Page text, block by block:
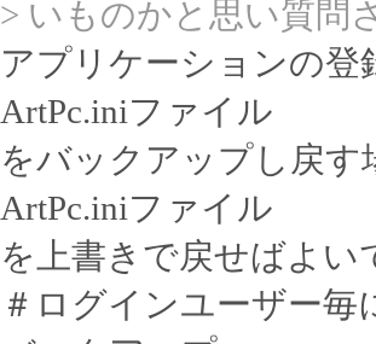
> いものかと思い質問
アプリケーションの
ArtPc.iniファイル
をバックアップし戻す
ArtPc.iniファイル
を上書きで戻せばよい
＃ログインユーザー